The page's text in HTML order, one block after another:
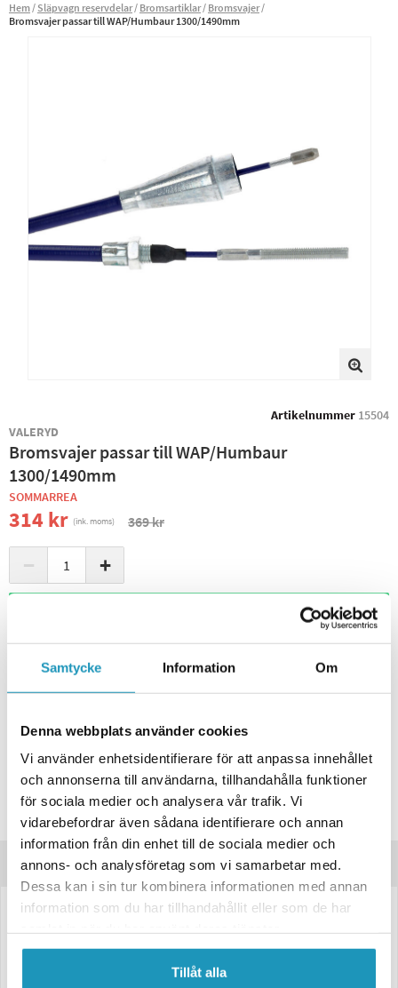
Samtycke Information Om
Denna webbplats använder cookies
Vi använder enhetsidentifierare för att anpassa innehållet
och annonserna till användarna, tillhandahålla funktioner
för sociala medier och analysera vår trafik. Vi
vidarebefordrar även sådana identifierare och annan
information från din enhet till de sociala medier och
annons- och analysföretag som vi samarbetar med.
Dessa kan i sin tur kombinera informationen med annan
information som du har tillhandahållit eller som de har
Tillåt alla
Hem Släpvagn reservdelar Bromsartiklar Bromsvajer
Bromsvajer passar till WAP/Humbaur 1300/1490mm
Artikelnummer 15504
VALERYD
Bromsvajer passar till WAP/Humbaur
1300/1490mm
SOMMARREA
314 kr (ink. moms) 369 kr
− +
Skickas inom 4-6 Arbetsdagar
BUTIKSLAGER
Lägsta pris de senaste 30-dagarna:314 kr
Leverans- & Returinformation
Spara produkt
Frågor om produkten?
Produktinformation
Passar till WAP/Humbaur 1300/1490mm.
Prisvärd Bromsvajer till släpvagn.